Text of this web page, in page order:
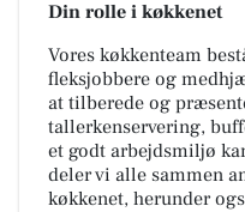
Din rolle i køkkenet
Vores køkkenteam
fleksjobbere og
at tilberede og
tallerkenservering,
et godt arbejdsmiljø
deler vi alle sammen
køkkenet, herunder